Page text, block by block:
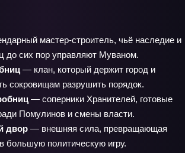
мастер‑строитель, чьё наследие и
до сих пор управляют Муваном.
— клан, который держит город и
сокровищам разрушить порядок.
— соперники Хранителей, готовые
Помулинов и смены власти.
двор — внешняя сила, превращающая
большую политическую игру.